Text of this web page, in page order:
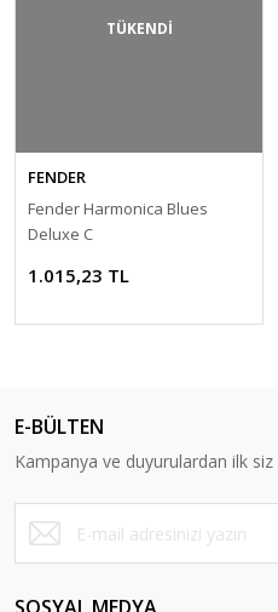
TÜKENDİ
FENDER
Fender Harmonica Blues
Deluxe C
1.015,23 TL
E-BÜLTEN
Kampanya ve duyurulardan ilk